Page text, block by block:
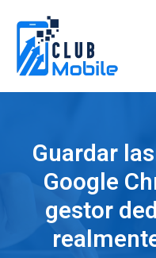
Guardar
Google
gestor